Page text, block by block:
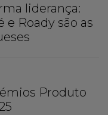
liderança:
Roady são as
Produto